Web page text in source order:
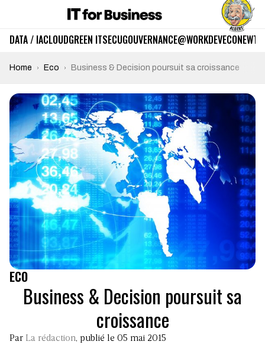
DATA / IACLOUDGREEN ITSECUGOUVERNANCE@WORKDEVECO
Home Eco Business & Decision poursuit sa croissance
ECO
Business & Decision poursuit sa
croissance
Par La rédaction, publié le 05 mai 2015